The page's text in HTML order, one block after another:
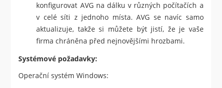
konfigurovat AVG na dálku v různých počítačích a
v celé síti z jednoho místa. AVG se navíc samo
aktualizuje, takže si můžete být jistí, že je vaše
firma chráněna před nejnovějšími hrozbami.
Systémové požadavky:
Operační systém Windows: